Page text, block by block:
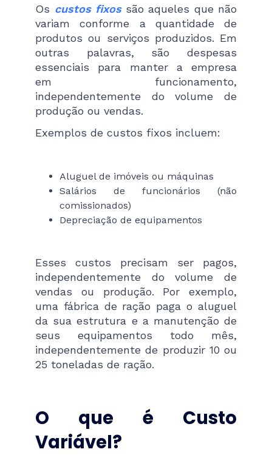
Os custos fixossão aqueles que não
variam conforme a quantidade de
produtos ou serviços produzidos. Em
outras palavras, são despesas
essenciais para manter a empresa
em funcionamento,
independentemente do volume de
produção ou vendas.
Exemplos de custos fixos incluem:
Aluguel de imóveis ou máquinas
Salários de funcionários (não
comissionados)
Depreciação de equipamentos
Esses custos precisam ser pagos,
independentemente do volume de
vendas ou produção. Por exemplo,
uma fábrica de ração paga o aluguel
da sua estrutura e a manutenção de
seus equipamentos todo mês,
independentemente de produzir 10 ou
25 toneladas de ração.
O que é Custo
Variável?